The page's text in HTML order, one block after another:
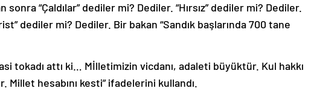
sonra “Çaldılar” dediler mi? Dediler. “Hırsız” dediler mi? Dediler.
dediler mi? Dediler. Bir bakan “Sandık başlarında 700 tane
tokadı attı ki… Mİlletimizin vicdanı, adaleti büyüktür. Kul hakkı
Millet hesabını kesti” ifadelerini kullandı.